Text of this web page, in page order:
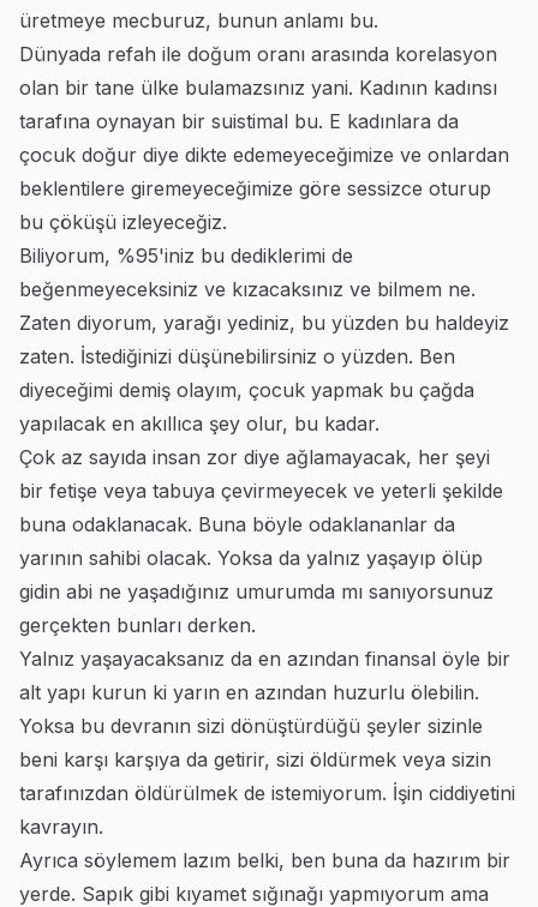
üretmeye mecburuz, bunun anlamı bu.
Dünyada refah ile doğum oranı arasında korelasyon
olan bir tane ülke bulamazsınız yani. Kadının kadınsı
tarafına oynayan bir suistimal bu. E kadınlara da
çocuk doğur diye dikte edemeyeceğimize ve onlardan
beklentilere giremeyeceğimize göre sessizce oturup
bu çöküşü izleyeceğiz.
Biliyorum, %95'iniz bu dediklerimi de
beğenmeyeceksiniz ve kızacaksınız ve bilmem ne.
Zaten diyorum, yarağı yediniz, bu yüzden bu haldeyiz
zaten. İstediğinizi düşünebilirsiniz o yüzden. Ben
diyeceğimi demiş olayım, çocuk yapmak bu çağda
yapılacak en akıllıca şey olur, bu kadar.
Çok az sayıda insan zor diye ağlamayacak, her şeyi
bir fetişe veya tabuya çevirmeyecek ve yeterli şekilde
buna odaklanacak. Buna böyle odaklananlar da
yarının sahibi olacak. Yoksa da yalnız yaşayıp ölüp
gidin abi ne yaşadığınız umurumda mı sanıyorsunuz
gerçekten bunları derken.
Yalnız yaşayacaksanız da en azından finansal öyle bir
alt yapı kurun ki yarın en azından huzurlu ölebilin.
Yoksa bu devranın sizi dönüştürdüğü şeyler sizinle
beni karşı karşıya da getirir, sizi öldürmek veya sizin
tarafınızdan öldürülmek de istemiyorum. İşin ciddiyetini
kavrayın.
Ayrıca söylemem lazım belki, ben buna da hazırım bir
yerde. Sapık gibi kıyamet sığınağı yapmıyorum ama